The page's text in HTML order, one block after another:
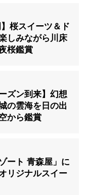
】桜スイーツ＆ド
しみながら川床
桜鑑賞
ズン到来】幻想
の雲海を日の出
から鑑賞
ート 青森屋」に
リジナルスイー